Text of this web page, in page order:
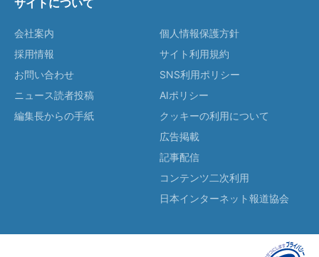
サイトについて
会社案内
採用情報
お問い合わせ
ニュース読者投稿
編集長からの手紙
個人情報保護方針
サイト利用規約
SNS利用ポリシー
AIポリシー
クッキーの利用について
広告掲載
記事配信
コンテンツ二次利用
日本インターネット報道協会